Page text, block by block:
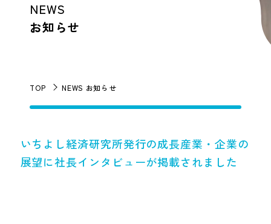
NEWS
お知らせ
TOP NEWS お知らせ
いちよし経済研究所発行の成長産業・企業の
展望に社長インタビューが掲載されました